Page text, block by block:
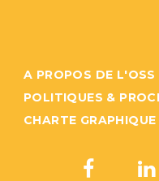
A PROPOS DE L'OSS
POLITIQUES &
CHARTE GRAPHIQUE